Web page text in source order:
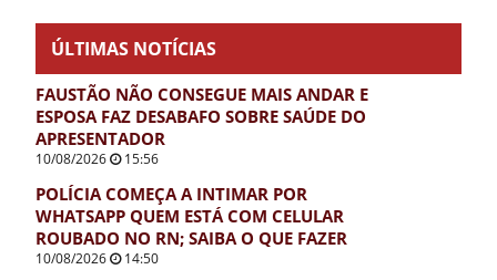
ÚLTIMAS NOTÍCIAS
FAUSTÃO NÃO CONSEGUE MAIS ANDAR E
ESPOSA FAZ DESABAFO SOBRE SAÚDE DO
APRESENTADOR
10/08/2026 15:56
POLÍCIA COMEÇA A INTIMAR POR
WHATSAPP QUEM ESTÁ COM CELULAR
ROUBADO NO RN; SAIBA O QUE FAZER
10/08/2026 14:50